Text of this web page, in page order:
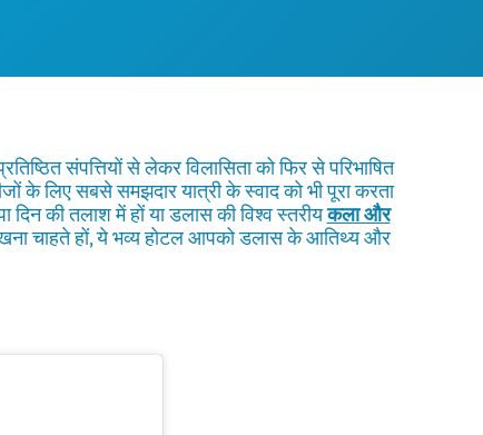
संपत्तियों से लेकर विलासिता को फिर से परिभाषित
के लिए सबसे समझदार यात्री के स्वाद को भी पूरा करता
की तलाश में हों या डलास की विश्व स्तरीयकला और
चाहते हों, ये भव्य होटल आपको डलास के आतिथ्य और